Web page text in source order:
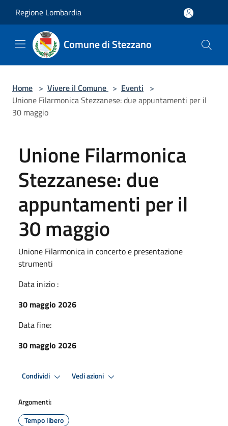
Regione Lombardia
Comune di Stezzano
Home > Vivere il Comune > Eventi >
Unione Filarmonica Stezzanese: due appuntamenti per il
30 maggio
Unione Filarmonica
Stezzanese: due
appuntamenti per il
30 maggio
Unione Filarmonica in concerto e presentazione
strumenti
Data inizio :
30 maggio 2026
Data fine:
30 maggio 2026
Condividi Vedi azioni
Argomenti:
Tempo libero